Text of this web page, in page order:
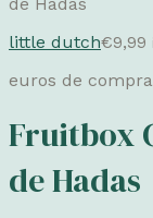
little dutch€9,99
euros de compra
Fruitbox
de Hadas